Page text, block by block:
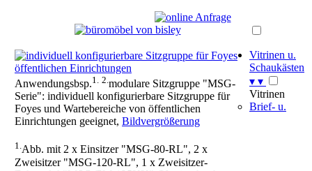
Anwendungsbsp.1. 2.modulare Sitzgruppe "MSG-
Serie": individuell konfigurierbare Sitzgruppe für
Foyes und Wartebereiche von öffentlichen
Einrichtungen geeignet, Bildvergrößerung
1.Abb. mit 2 x Einsitzer "MSG-80-RL", 2 x
Zweisitzer "MSG-120-RL", 1 x Zweisitzer-
Vitrinen u.
Schaukästen
▾ ▾
Vitrinen
Brief- u.